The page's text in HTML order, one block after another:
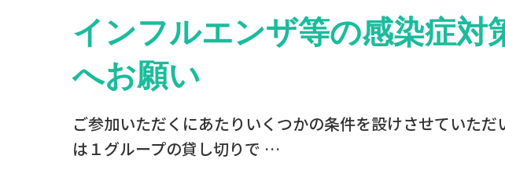
インフルエンザ等の感染症対
へお願い
ご参加いただくにあたりいくつかの条件を設けさせていただ
は１グループの貸し切りで …